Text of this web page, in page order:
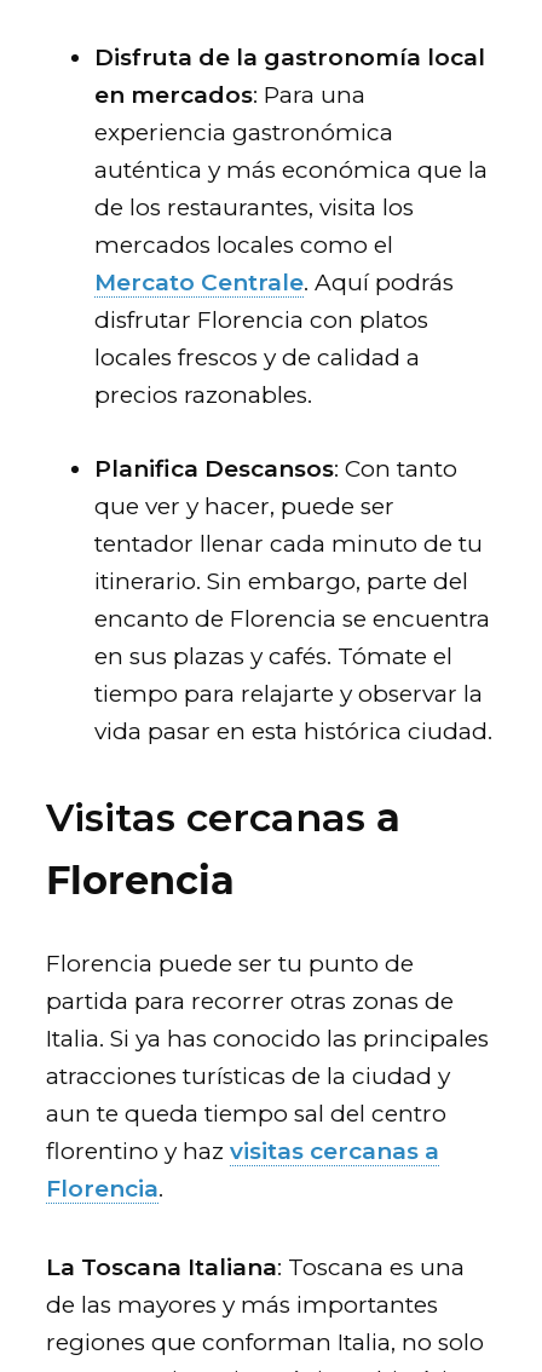
Disfruta de la gastronomía local
en mercados: Para una
experiencia gastronómica
auténtica y más económica que la
de los restaurantes, visita los
mercados locales como el
Mercato Centrale. Aquí podrás
disfrutar Florencia con platos
locales frescos y de calidad a
precios razonables.
Planifica Descansos: Con tanto
que ver y hacer, puede ser
tentador llenar cada minuto de tu
itinerario. Sin embargo, parte del
encanto de Florencia se encuentra
en sus plazas y cafés. Tómate el
tiempo para relajarte y observar la
vida pasar en esta histórica ciudad.
Visitas cercanas a
Florencia
Florencia puede ser tu punto de
partida para recorrer otras zonas de
Italia. Si ya has conocido las principales
atracciones turísticas de la ciudad y
aun te queda tiempo sal del centro
florentino y haz visitas cercanas a
Florencia.
La Toscana Italiana: Toscana es una
de las mayores y más importantes
regiones que conforman Italia, no solo